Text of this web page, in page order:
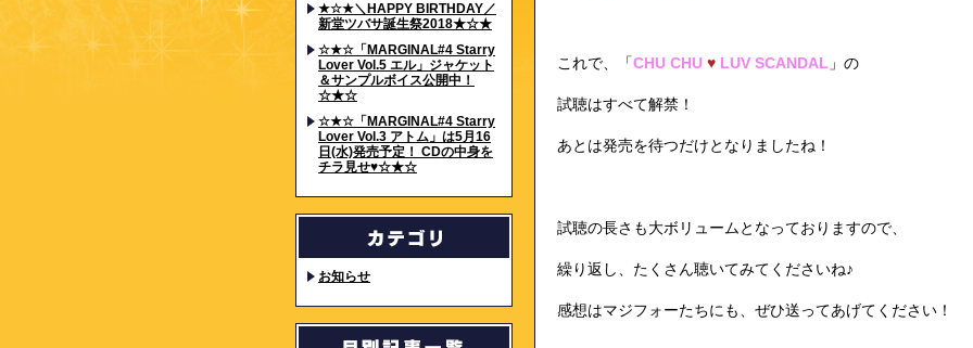
★☆★＼HAPPY BIRTHDAY／
新堂ツバサ誕生祭2018★☆★
☆★☆「MARGINAL#4 Starry
Lover Vol.5 エル」ジャケット
＆サンプルボイス公開中！
☆★☆
☆★☆「MARGINAL#4 Starry
Lover Vol.3 アトム」は5月16
日(水)発売予定！ CDの中身を
チラ見せ♥☆★☆
お知らせ
これで、「CHU CHU ♥ LUV SCANDAL 」の
試聴はすべて解禁！
あとは発売を待つだけとなりましたね！
試聴の長さも大ボリュームとなっておりますので、
繰り返し、たくさん聴いてみてくださいね♪
感想はマジフォーたちにも、ぜひ送ってあげてください！